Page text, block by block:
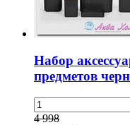
Набор
предметов
4 998